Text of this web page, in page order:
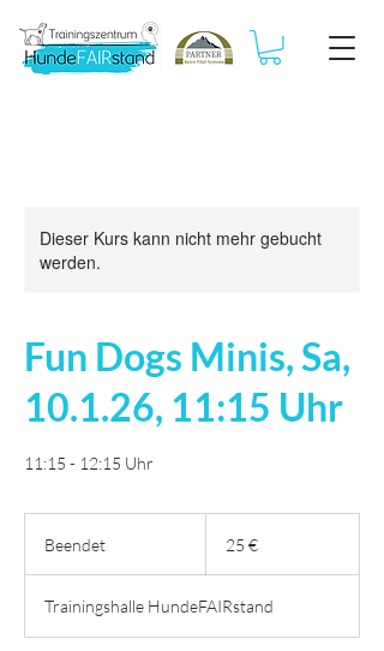
Dieser Kurs kann nicht mehr gebucht
werden.
Fun Dogs Minis, Sa,
10.1.26, 11:15 Uhr
11:15 - 12:15 Uhr
Beendet
n
d
25 €
Trainingshalle HundeFAIRstand